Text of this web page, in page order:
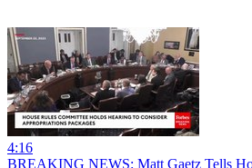
4:16
BREAKING NEWS: Matt Gaetz Tells